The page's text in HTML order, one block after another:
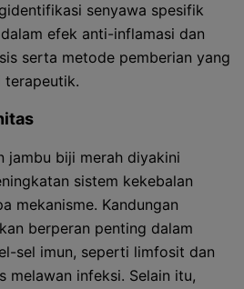
senyawa spesifik
efek anti-inflamasi dan
serta metode pemberian yang
terapeutik.
jambu biji merah diyakini
sistem kekebalan
mekanisme. Kandungan
berperan penting dalam
sel imun, seperti limfosit dan
melawan infeksi. Selain itu,